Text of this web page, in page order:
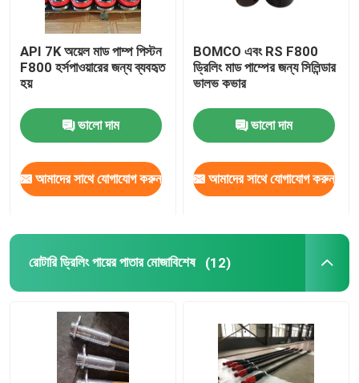
API 7K অয়েল মাড পাম্প পিস্টন
F800 হর্সপাওয়ারের জন্য ব্যবহৃত
হয়
ভালো দাম
আমাদের সাথে যোগাযোগ করুন
BOMCO এবং RS F800
ড্রিলিং মাড পাম্পের জন্য সিলিন্ডার
ভালভ কভার
ভালো দাম
আমাদের সাথে যোগাযোগ করুন
রোটারি ড্রিলিং পায়ের পাতার মোজাবিশেষ (12)